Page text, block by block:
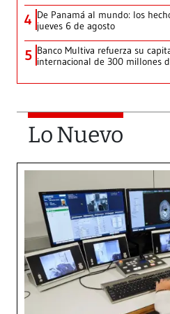
4 De Panamá al mundo: los
jueves 6 de agosto
5 Banco Multiva refuerza su
internacional de 300 millones
Lo Nuevo